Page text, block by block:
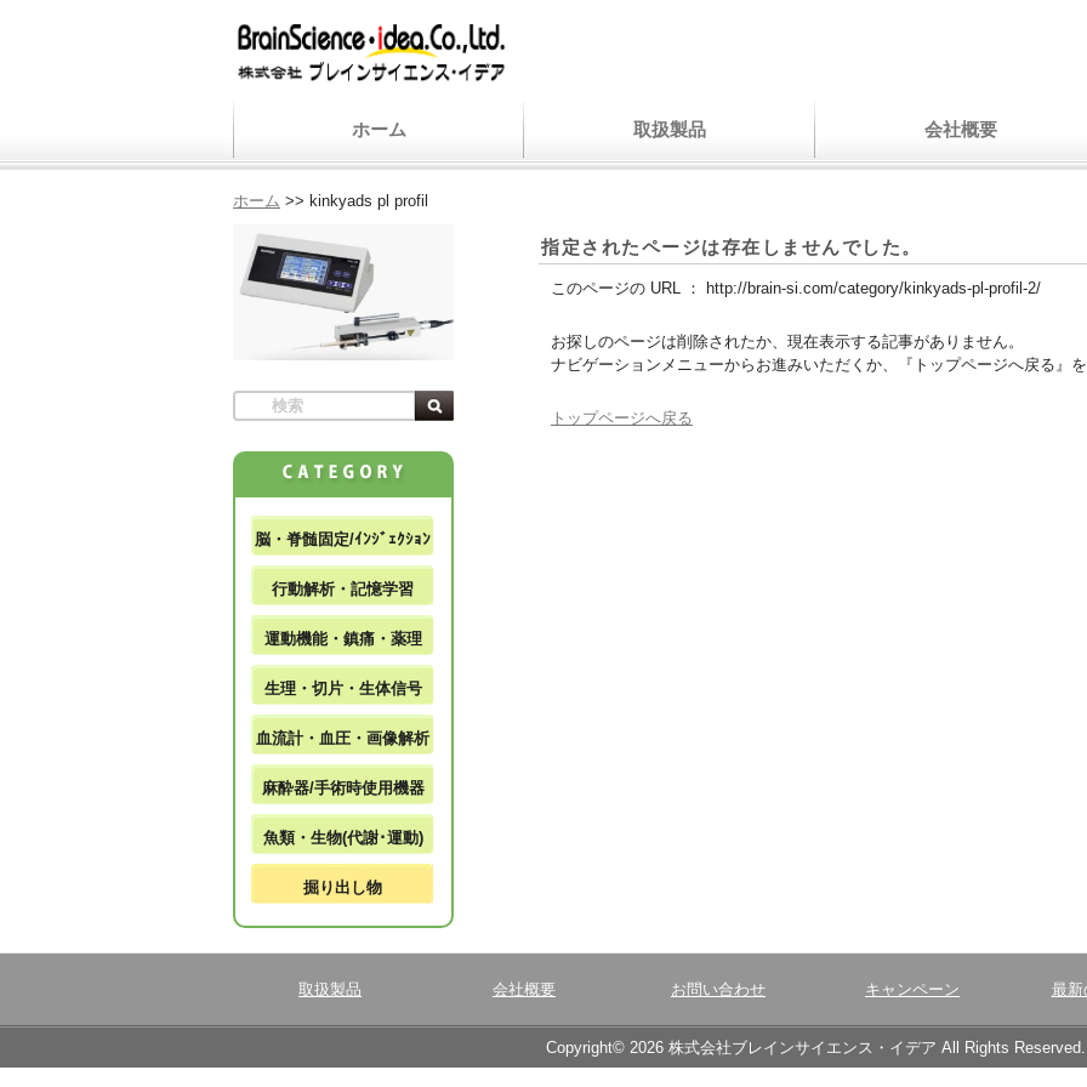
ホーム 取扱製品 会社概要
ホーム >> kinkyads pl profil
指定されたページは存在しませんでした。
このページの URL ： http://brain-si.com/category/kinkyads-pl-profil-2/
お探しのページは削除されたか、現在表示する記事がありません。
ナビゲーションメニューからお進みいただくか、『トップページへ戻る』を
トップページへ戻る
脳・脊髄固定/ｲﾝｼﾞｪｸｼｮﾝ
行動解析・記憶学習
運動機能・鎮痛・薬理
生理・切片・生体信号
血流計・血圧・画像解析
麻酔器/手術時使用機器
魚類・生物(代謝･運動)
掘り出し物
取扱製品 会社概要 お問い合わせ キャンペーン 最新
Copyright© 2026 株式会社ブレインサイエンス・イデア All Rights Reserved.